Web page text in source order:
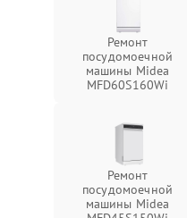
Ремонт
посудомоечной
машины Midea
MFD60S160Wi
Ремонт
посудомоечной
машины Midea